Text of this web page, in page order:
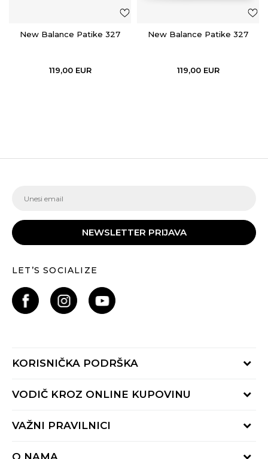
New Balance Patike 327
119,00 EUR
New Balance Patike 327
119,00 EUR
NEWSLETTER PRIJAVA
LET’S SOCIALIZE
KORISNIČKA PODRŠKA
Provjeri status porudžbine
Radno vrijeme 9-16h
VODIČ KROZ ONLINE KUPOVINU
Načini isporuke
Reklamacije
VAŽNI PRAVILNICI
O NAMA